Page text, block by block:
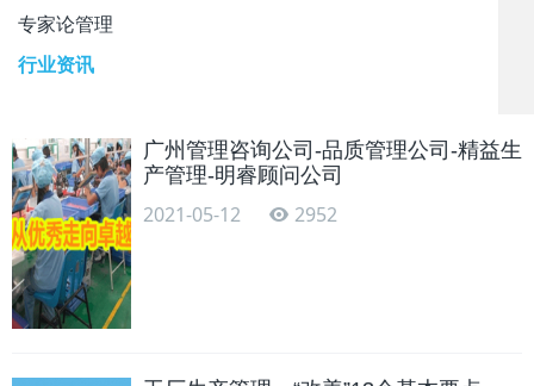
专家论管理
行业资讯
广州管理咨询公司-品质管理公司-精益生
产管理-明睿顾问公司
2021-05-12 2952